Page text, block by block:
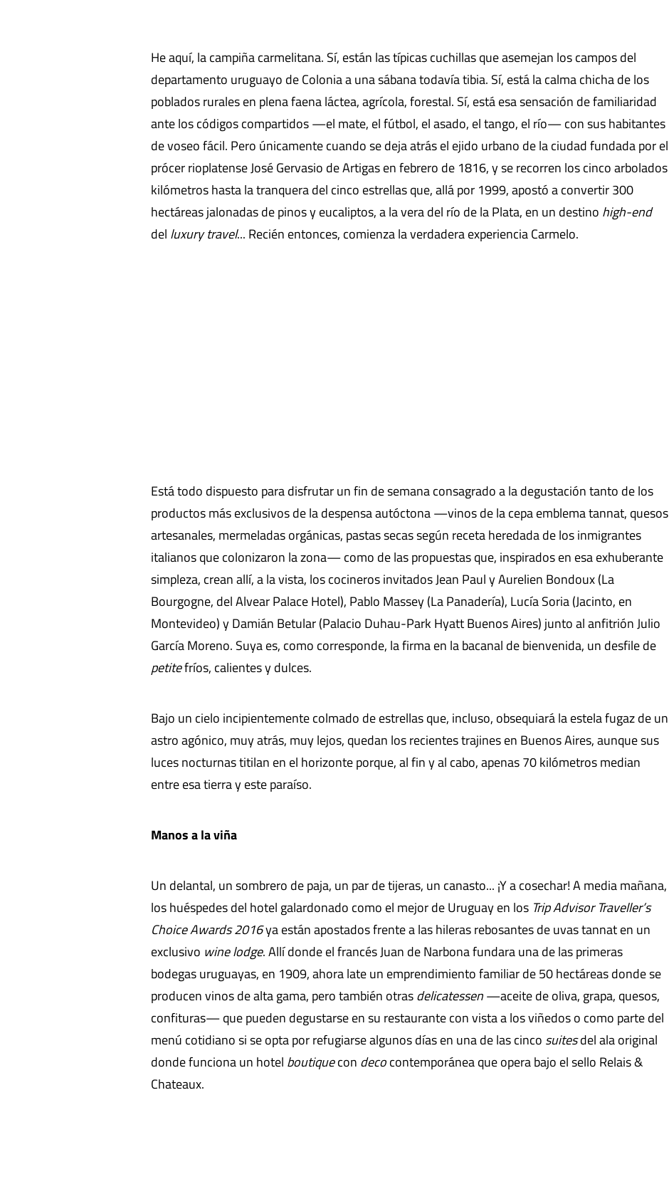
He aquí, la campiña carmelitana. Sí, están las típicas cuchillas que asemejan los campos del
departamento uruguayo de Colonia a una sábana todavía tibia. Sí, está la calma chicha de los
poblados rurales en plena faena láctea, agrícola, forestal. Sí, está esa sensación de familiaridad
ante los códigos compartidos —el mate, el fútbol, el asado, el tango, el río— con sus habitantes
de voseo fácil. Pero únicamente cuando se deja atrás el ejido urbano de la ciudad fundada por el
prócer rioplatense José Gervasio de Artigas en febrero de 1816, y se recorren los cinco arbolados
kilómetros hasta la tranquera del cinco estrellas que, allá por 1999, apostó a convertir 300
hectáreas jalonadas de pinos y eucaliptos, a la vera del río de la Plata, en un destino high-end
del luxury travel... Recién entonces, comienza la verdadera experiencia Carmelo.
Está todo dispuesto para disfrutar un fin de semana consagrado a la degustación tanto de los
productos más exclusivos de la despensa autóctona —vinos de la cepa emblema tannat, quesos
artesanales, mermeladas orgánicas, pastas secas según receta heredada de los inmigrantes
italianos que colonizaron la zona— como de las propuestas que, inspirados en esa exhuberante
simpleza, crean allí, a la vista, los cocineros invitados Jean Paul y Aurelien Bondoux (La
Bourgogne, del Alvear Palace Hotel), Pablo Massey (La Panadería), Lucía Soria (Jacinto, en
Montevideo) y Damián Betular (Palacio Duhau-Park Hyatt Buenos Aires) junto al anfitrión Julio
García Moreno. Suya es, como corresponde, la firma en la bacanal de bienvenida, un desfile de
petitefríos, calientes y dulces.
Bajo un cielo incipientemente colmado de estrellas que, incluso, obsequiará la estela fugaz de un
astro agónico, muy atrás, muy lejos, quedan los recientes trajines en Buenos Aires, aunque sus
luces nocturnas titilan en el horizonte porque, al fin y al cabo, apenas 70 kilómetros median
entre esa tierra y este paraíso.
Manos a la viña
Un delantal, un sombrero de paja, un par de tijeras, un canasto... ¡Y a cosechar! A media mañana,
los huéspedes del hotel galardonado como el mejor de Uruguay en los Trip Advisor Traveller’s
Choice Awards 2016ya están apostados frente a las hileras rebosantes de uvas tannat en un
exclusivo wine lodge. Allí donde el francés Juan de Narbona fundara una de las primeras
bodegas uruguayas, en 1909, ahora late un emprendimiento familiar de 50 hectáreas donde se
producen vinos de alta gama, pero también otrasdelicatessen—aceite de oliva, grapa, quesos,
confituras— que pueden degustarse en su restaurante con vista a los viñedos o como parte del
menú cotidiano si se opta por refugiarse algunos días en una de las cinco suitesdel ala original
donde funciona un hotel boutiquecon decocontemporánea que opera bajo el sello Relais &
Chateaux.